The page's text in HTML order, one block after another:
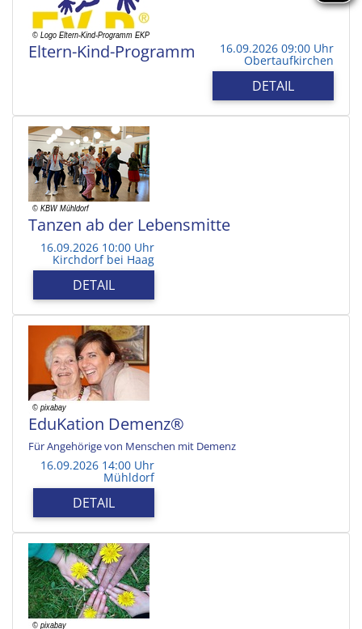
Eltern-Kind-Programm 16.09.2026 09:00 Uhr
Obertaufkirchen
DETAIL
Tanzen ab der Lebensmitte
16.09.2026 10:00 Uhr
Kirchdorf bei Haag
DETAIL
EduKation Demenz®
Für Angehörige von Menschen mit Demenz
16.09.2026 14:00 Uhr
Mühldorf
DETAIL